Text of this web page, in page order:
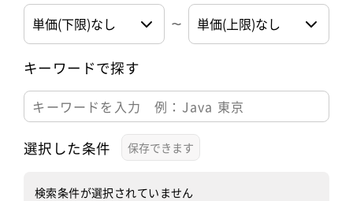
キーワードで探す
選択した条件
検索条件が選択されていません